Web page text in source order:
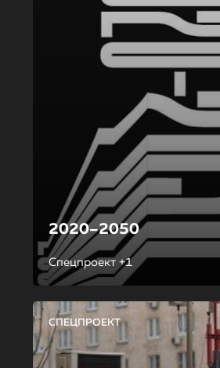
2020–2050
Спецпроект +1
СПЕЦПРОЕКТ